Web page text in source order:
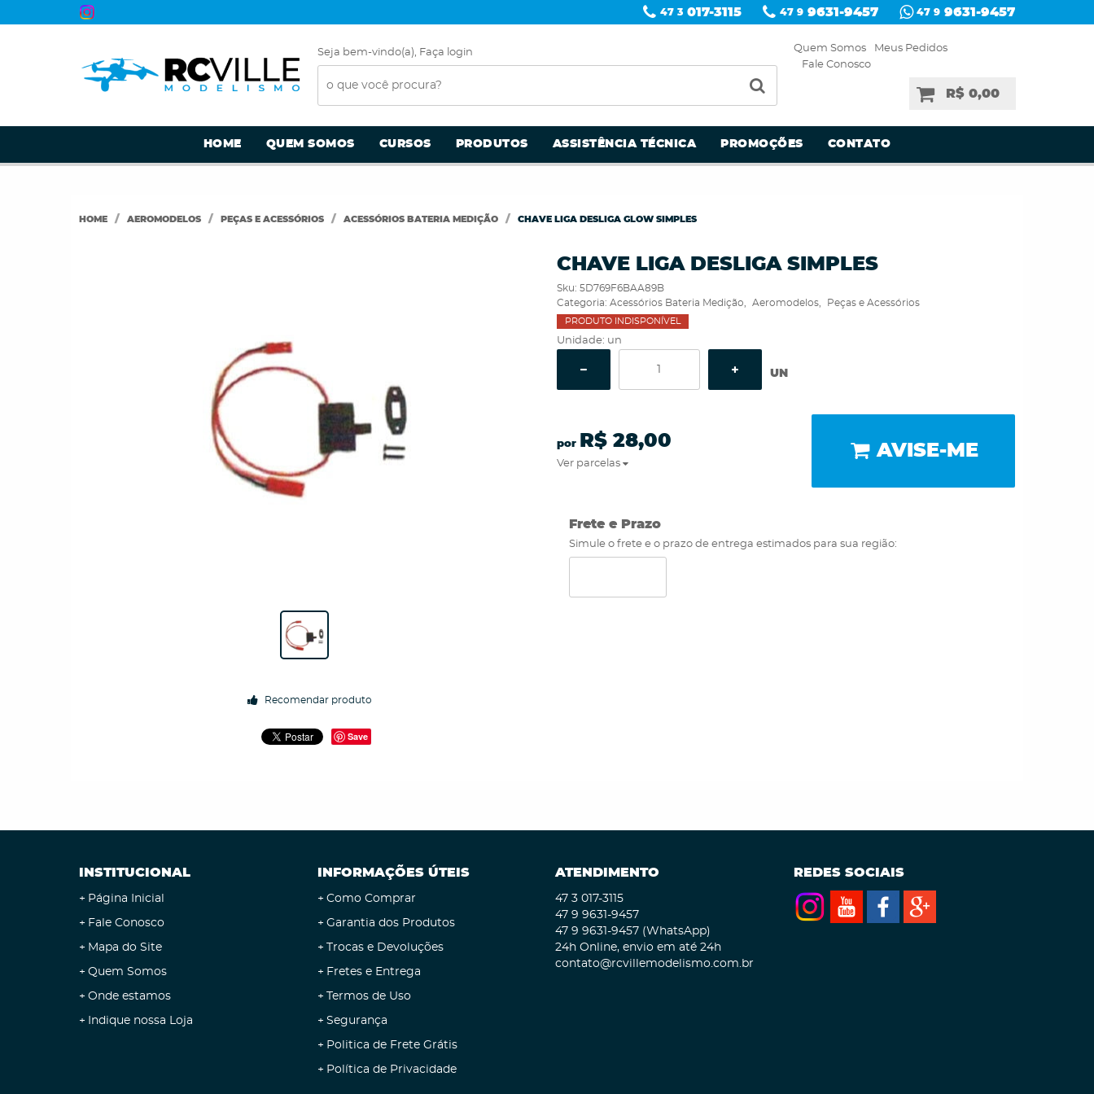
47 3 017-3115 47 9 9631-9457 47 9 9631-9457
Seja bem-vindo(a), Faça login Quem Somos
Meus Pedidos
Fale Conosco
R$ 0,00
HOME QUEM SOMOS CURSOS PRODUTOS ASSISTÊNCIA TÉCNICA PROMOÇÕES CONTATO
HOME AEROMODELOS PEÇAS E ACESSÓRIOS ACESSÓRIOS BATERIA MEDIÇÃO CHAVE LIGA DESLIGA GLOW SIMPLES
Recomendar produto
Save
CHAVE LIGA DESLIGA SIMPLES
Sku: 5D769F6BAA89B
Categoria: Acessórios Bateria Medição Aeromodelos Peças e Acessórios
PRODUTO INDISPONÍVEL
Unidade: un
UN
por R$ 28,00
Ver parcelas
AVISE-ME
Frete e Prazo
Simule o frete e o prazo de entrega estimados para sua região:
INSTITUCIONAL
Página Inicial
Fale Conosco
Mapa do Site
Quem Somos
Onde estamos
Indique nossa Loja
INFORMAÇÕES ÚTEIS
Como Comprar
Garantia dos Produtos
Trocas e Devoluções
Fretes e Entrega
Termos de Uso
Segurança
Politica de Frete Grátis
Política de Privacidade
ATENDIMENTO
47 3 017-3115
47 9 9631-9457
47 9 9631-9457 (WhatsApp)
24h Online, envio em até 24h
contato@rcvillemodelismo.com.br
REDES SOCIAIS